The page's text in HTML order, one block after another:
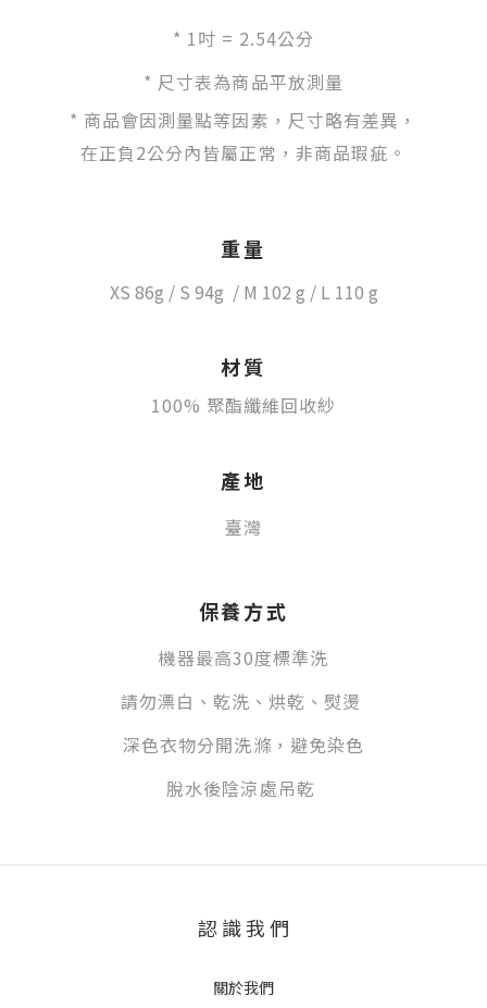
* 1吋 = 2.54公分
* 尺寸表為商品平放測量
* 商品會因測量點等因素，尺寸略有差異，
在正負2公分內皆屬正常，非商品瑕疵。
重量
XS 86g / S 94g / M 102 g / L 110 g
材質
100% 聚酯纖維回收紗
產地
臺灣
保養方式
機器最高30度標準洗
請勿漂白、乾洗、烘乾、熨燙
深色衣物分開洗滌，避免染色
脫水後陰涼處吊乾
認 識 我 們
關於我們